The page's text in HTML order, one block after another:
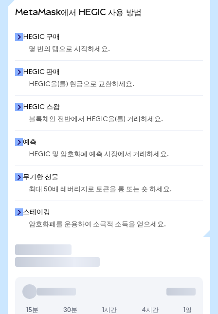
MetaMask에서 HEGIC 사용 방법
HEGIC 구매
몇 번의 탭으로 시작하세요.
HEGIC 판매
HEGIC을(를) 현금으로 교환하세요.
HEGIC 스왑
블록체인 전반에서 HEGIC을(를) 거래하세요.
예측
HEGIC 및 암호화폐 예측 시장에서 거래하세요.
무기한 선물
최대 50배 레버리지로 토큰을 롱 또는 숏 하세요.
스테이킹
암호화폐를 운용하여 소극적 소득을 얻으세요.
15분 30분 1시간 4시간 1일